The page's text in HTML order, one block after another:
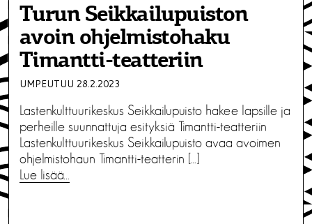
Turun Seikkailupuiston
avoin ohjelmistohaku
Timantti-teatteriin
UMPEUTUU 28.2.2023
Lastenkulttuurikeskus Seikkailupuisto hakee lapsille ja
perheille suunnattuja esityksiä Timantti-teatteriin
Lastenkulttuurikeskus Seikkailupuisto avaa avoimen
ohjelmistohaun Timantti-teatterin […]
Lue lisää…